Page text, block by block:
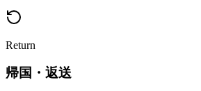
Return
帰国・返送